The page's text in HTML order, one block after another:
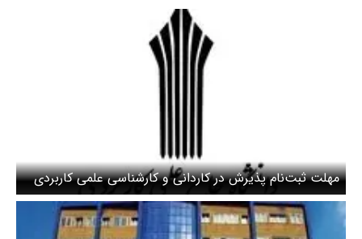
مهلت ثبت‌نام پذیرش در کاردانی و کارشناسی علمی کاربردی
۱۴۰۴ تمدید شد